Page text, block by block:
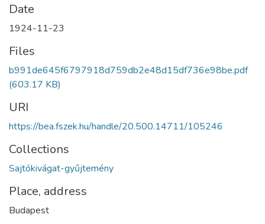
Date
1924-11-23
Files
b991de645f6797918d759db2e48d15df736e98be.pdf
(603.17 KB)
URI
https://bea.fszek.hu/handle/20.500.14711/105246
Collections
Sajtókivágat-gyűjtemény
Place, address
Budapest